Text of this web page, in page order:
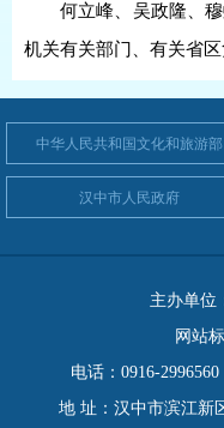
何立峰、吴政隆、
机关有关部门、有关省区
中华人民共和国文化和旅游部
汉中市人民政府
主办单位
网站
电话：0916-
地 址：汉中市滨江新